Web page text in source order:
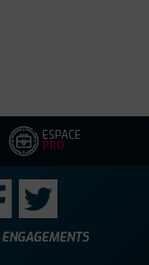
ESPACE
PRO
ENGAGEMENTS